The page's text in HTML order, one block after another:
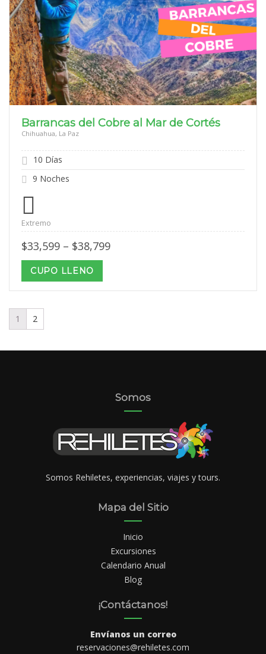
Barrancas del Cobre al Mar de Cortés
Chihuahua, La Paz
10 Días
9 Noches
Extremo
$33,599 – $38,799Price
$38,799
CUPO LLENO
1 2
Somos
Somos Rehiletes, experiencias, viajes y tours.
Mapa del Sitio
Inicio
Excursiones
Calendario Anual
Blog
¡Contáctanos!
Envíanos un correo
reservaciones@rehiletes.com